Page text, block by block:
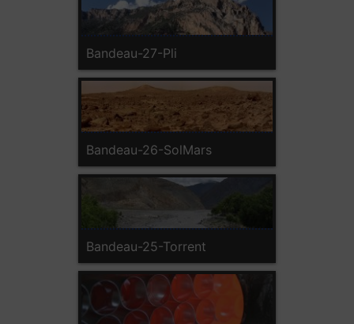
Bandeau-27-Pli
Bandeau-26-SolMars
Bandeau-25-Torrent